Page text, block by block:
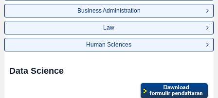
Business Administration
Law
Human Sciences
Data Science